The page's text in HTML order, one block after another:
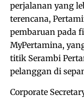
perjalanan yang
terencana,
pembaruan pada
MyPertamina,
titik Serambi
pelanggan di
Corporate